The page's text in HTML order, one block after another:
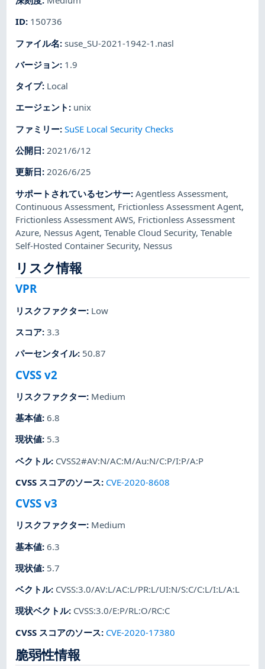
ID: 150736
ファイル名:suse_SU-2021-1942-1.nasl
バージョン: 1.9
タイプ: Local
エージェント : unix
ファミリー:SuSE Local Security Checks
公開日: 2021/6/12
更新日:2026/6/25
サポートされているセンサー:Agentless Assessment,
Continuous Assessment, Frictionless Assessment Agent,
Frictionless Assessment AWS, Frictionless Assessment
Azure, Nessus Agent,Tenable Cloud Security,Tenable
Self-Hosted Container Security, Nessus
リスク情報
VPR
リスクファクター: Low
スコア:3.3
パーセンタイル: 50.87
CVSS v2
リスクファクター: Medium
基本値:6.8
現状値: 5.3
ベクトル: CVSS2#AV:N/AC:M/Au:N/C:P/I:P/A:P
CVSS スコアのソース: CVE-2020-8608
CVSS v3
リスクファクター: Medium
基本値:6.3
現状値: 5.7
ベクトル: CVSS:3.0/AV:L/AC:L/PR:L/UI:N/S:C/C:L/I:L/A:L
現状ベクトル: CVSS:3.0/E:P/RL:O/RC:C
CVSS スコアのソース: CVE-2020-17380
脆弱性情報